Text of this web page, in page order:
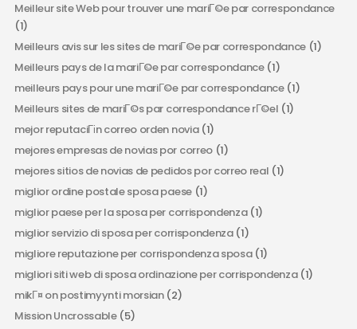
Meilleur site Web pour trouver une mariГ©e par correspondance
(1)
Meilleurs avis sur les sites de mariГ©e par correspondance (1)
Meilleurs pays de la mariГ©e par correspondance(1)
meilleurs pays pour une mariГ©e par correspondance(1)
Meilleurs sites de mariГ©s par correspondance rГ©el (1)
mejor reputaciГіn correo orden novia(1)
mejores empresas de novias por correo(1)
mejores sitios de novias de pedidos por correo real (1)
miglior ordine postale sposa paese(1)
miglior paese per la sposa per corrispondenza(1)
miglior servizio di sposa per corrispondenza(1)
migliore reputazione per corrispondenza sposa(1)
migliori siti web di sposa ordinazione per corrispondenza(1)
mikГ¤ on postimyynti morsian(2)
Mission Uncrossable(5)